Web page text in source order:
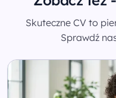
Skuteczne CV to
Sprawdź